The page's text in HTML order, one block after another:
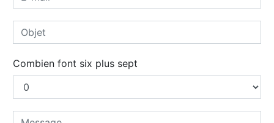
Combien font six plus sept